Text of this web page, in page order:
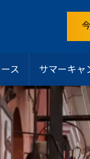
ス サマーキャ
ト向けプログラム